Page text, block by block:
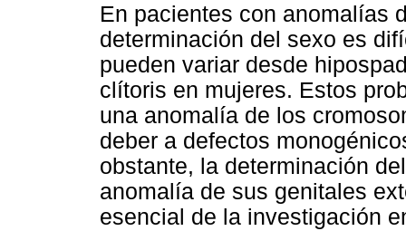
En pacientes con anomalías
determinación del sexo es
pueden variar desde
clítoris en mujeres. Estos
una anomalía de los
deber a defectos
obstante, la determinación
anomalía de sus genitales
esencial de la investigación